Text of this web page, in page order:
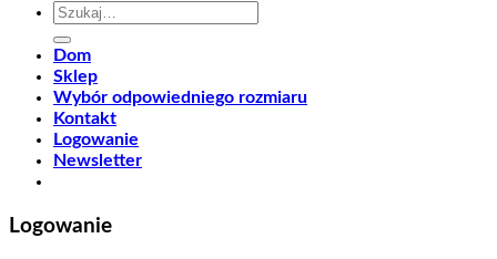
Szukaj:
Dom
Sklep
Wybór odpowiedniego rozmiaru
Kontakt
Logowanie
Newsletter
Logowanie